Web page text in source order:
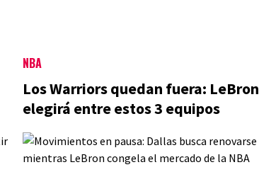
NBA
Los Warriors quedan fuera: LeBron
elegirá entre estos 3 equipos